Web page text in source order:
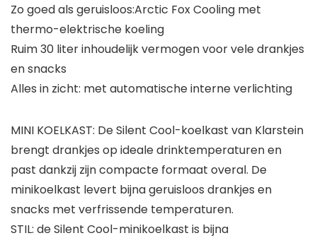
Zo goed als geruisloos:Arctic Fox Cooling met
thermo-elektrische koeling
Ruim30 liter inhoudelijk vermogen voor vele drankjes
en snacks
Alles in zicht: met automatische interne verlichting
MINI KOELKAST: De Silent Cool-koelkast van Klarstein
brengt drankjes op ideale drinktemperaturen en
past dankzij zijn compacte formaat overal. De
minikoelkast levert bijna geruisloos drankjes en
snacks met verfrissende temperaturen.
STIL: de Silent Cool-minikoelkast is bijna